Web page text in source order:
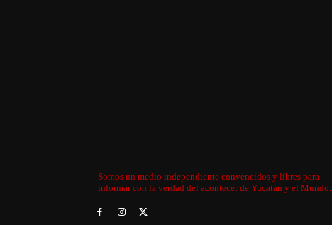
Somos un medio independiente convencidos y libres para
informar con la verdad del acontecer de Yucatán y el Mundo.